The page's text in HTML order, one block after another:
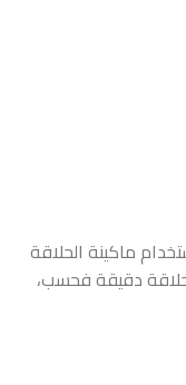
ماكينة الحلاقة
دقيقة فحسب،